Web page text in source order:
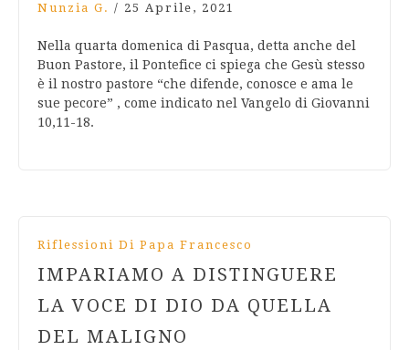
Nunzia G. / 25 Aprile, 2021
Nella quarta domenica di Pasqua, detta anche del
Buon Pastore, il Pontefice ci spiega che Gesù stesso
è il nostro pastore “che difende, conosce e ama le
sue pecore” , come indicato nel Vangelo di Giovanni
10,11-18.
Riflessioni Di Papa Francesco
IMPARIAMO A DISTINGUERE
LA VOCE DI DIO DA QUELLA
DEL MALIGNO